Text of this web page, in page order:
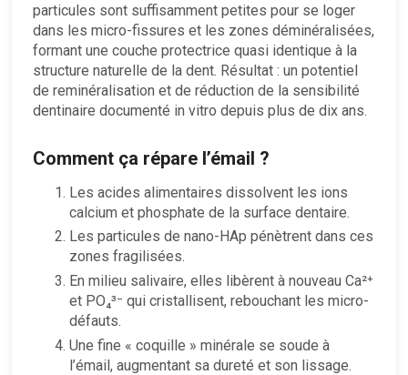
particules sont suffisamment petites pour se loger
dans les micro-fissures et les zones déminéralisées,
formant une couche protectrice quasi identique à la
structure naturelle de la dent. Résultat : un potentiel
de reminéralisation et de réduction de la sensibilité
dentinaire documenté in vitro depuis plus de dix ans.
Comment ça répare l’émail ?
Les acides alimentaires dissolvent les ions
calcium et phosphate de la surface dentaire.
Les particules de nano-HAp pénètrent dans ces
zones fragilisées.
En milieu salivaire, elles libèrent à nouveau Ca²⁺
et PO₄³⁻ qui cristallisent, rebouchant les micro-
défauts.
Une fine « coquille » minérale se soude à
l’émail, augmentant sa dureté et son lissage.